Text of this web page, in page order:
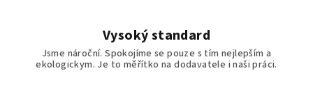
Vysoký standard
Jsme nároční. Spokojíme se pouze s tím nejlepším a
ekologickym. Je to měřítko na dodavatele i naši práci.